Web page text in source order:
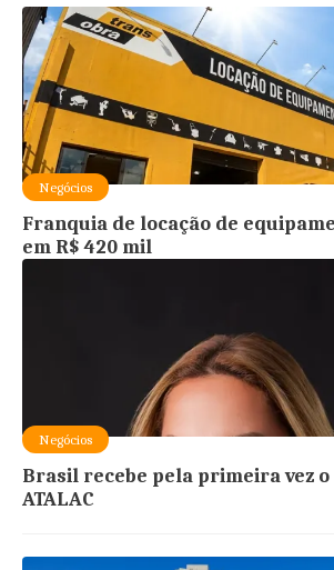
Negócios
Franquia de locação de
em R$ 420 mil
Negócios
Brasil recebe pela primeira vez o
ATALAC